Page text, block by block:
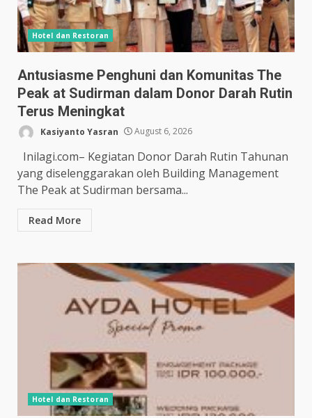
Hotel dan Restoran
Antusiasme Penghuni dan Komunitas The
Peak at Sudirman dalam Donor Darah Rutin
Terus Meningkat
Kasiyanto Yasran August 6, 2026
Inilagi.com– Kegiatan Donor Darah Rutin Tahunan
yang diselenggarakan oleh Building Management
The Peak at Sudirman bersama...
Read More
Hotel dan Restoran